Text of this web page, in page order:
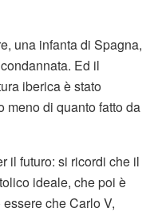
una infanta di Spagna,
Ed il
iberica è stato
meno di quanto fatto da
il futuro: si ricordi che il
ideale, che poi è
che Carlo V,